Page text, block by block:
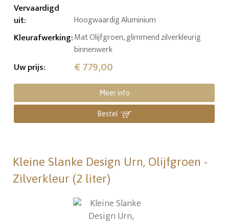
Vervaardigd
uit: Hoogwaardig Aluminium
Kleurafwerking:Mat Olijfgroen, glimmend zilverkleurig
binnenwerk
Uw prijs: € 779,00
Meer info
Bestel
Kleine Slanke Design Urn, Olijfgroen -
Zilverkleur (2 liter)